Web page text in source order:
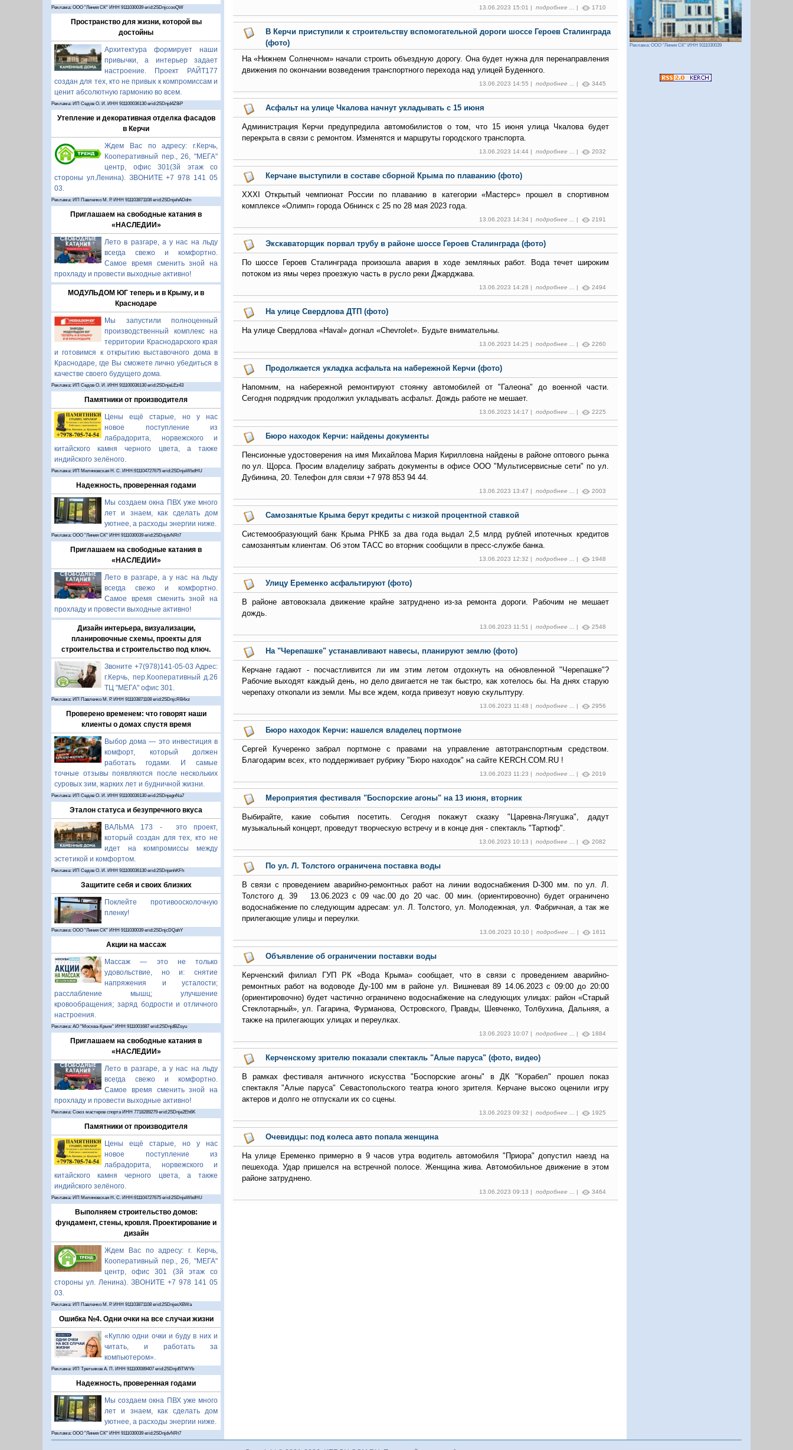
Реклама: ООО "Линия СК" ИНН 9111030039 erid:2SDnjccooQW
Пространство для жизни, которой вы
достойны
Архитектура формирует наши
привычки, а интерьер задает
настроение. Проект РАЙТ177
создан для тех, кто не привык к компромиссам и
ценит абсолютную гармонию во всем.
Реклама: ИП Седов О. И. ИНН 911100036130 erid:2SDnjd4Z8iP
Утепление и декоративная отделка фасадов
в Керчи
Ждем Вас по адресу: г.Керчь,
Кооперативный пер., 26, "МЕГА"
центр, офис 301(3й этаж со
стороны ул.Ленина). ЗВОНИТЕ +7 978 141 05
03.
Реклама: ИП Павленко М. Р. ИНН 911103871108 erid:2SDnjehADdm
Приглашаем на свободные катания в
«НАСЛЕДИИ»
Лето в разгаре, а у нас на льду
всегда свежо и комфортно.
Самое время сменить зной на
прохладу и провести выходные активно!
МОДУЛЬДОМ ЮГ теперь и в Крыму, и в
Краснодаре
Мы запустили полноценный
производственный комплекс на
территории Краснодарского края
и готовимся к открытию выставочного дома в
Краснодаре, где Вы сможете лично убедиться в
качестве своего будущего дома.
Реклама: ИП Седов О. И. ИНН 911100036130 erid:2SDnjeLEz43
Памятники от производителя
Цены ещё старые, но у нас
новое поступление из
лабрадорита, норвежского и
китайского камня черного цвета, а также
индийского зелёного.
Реклама: ИП Миляновская Н. С. ИНН:911104727675 erid:2SDnjeWbdHU
Надежность, проверенная годами
Мы создаем окна ПВХ уже много
лет и знаем, как сделать дом
уютнее, а расходы энергии ниже.
Реклама: ООО "Линия СК" ИНН 9111030039 erid:2SDnjdvNRt7
Приглашаем на свободные катания в
«НАСЛЕДИИ»
Лето в разгаре, а у нас на льду
всегда свежо и комфортно.
Самое время сменить зной на
прохладу и провести выходные активно!
Дизайн интерьера, визуализации,
планировочные схемы, проекты для
строительства и строительство под ключ.
Звоните +7(978)141-05-03 Адрес:
г.Керчь, пер.Кооперативный д.26
ТЦ "МЕГА" офис 301.
Реклама: ИП Павленко М. Р. ИНН 911103871108 erid:2SDnjcRB4xz
Проверено временем: что говорят наши
клиенты о домах спустя время
Выбор дома — это инвестиция в
комфорт, который должен
работать годами. И самые
точные отзывы появляются после нескольких
суровых зим, жарких лет и будничной жизни.
Реклама: ИП Седов О. И. ИНН 911100036130 erid:2SDnjegnNa7
Эталон статуса и безупречного вкуса
ВАЛЬМА 173 - это проект,
который создан для тех, кто не
идет на компромиссы между
эстетикой и комфортом.
Реклама: ИП Седов О. И. ИНН 911100036130 erid:2SDnjenhKFh
Защитите себя и своих близких
Поклейте противоосколочную
пленку!
Реклама: ООО "Линия СК" ИНН 9111030039 erid:2SDnjcDQahY
Акции на массаж
Массаж — это не только
удовольствие, но и: снятие
напряжения и усталости;
расслабление мышц; улучшение
кровообращения; заряд бодрости и отличного
настроения.
Реклама: АО "Москва-Крым" ИНН 9111001687 erid:2SDnjdBZsyu
Приглашаем на свободные катания в
«НАСЛЕДИИ»
Лето в разгаре, а у нас на льду
всегда свежо и комфортно.
Самое время сменить зной на
прохладу и провести выходные активно!
Реклама: Союз мастеров спорта ИНН 7718289279 erid:2SDnje2Eh6K
Памятники от производителя
Цены ещё старые, но у нас
новое поступление из
лабрадорита, норвежского и
китайского камня черного цвета, а также
индийского зелёного.
Реклама: ИП Миляновская Н. С. ИНН:911104727675 erid:2SDnjeWbdHU
Выполняем строительство домов:
фундамент, стены, кровля. Проектирование и
дизайн
Ждем Вас по адресу: г. Керчь,
Кооперативный пер., 26, "МЕГА"
центр, офис 301 (3й этаж со
стороны ул. Ленина). ЗВОНИТЕ +7 978 141 05
03.
Реклама: ИП Павленко М. Р. ИНН 911103871108 erid:2SDnjesXBWa
Ошибка №4. Одни очки на все случаи жизни
«Куплю одни очки и буду в них и
читать, и работать за
компьютером».
Реклама: ИП Третьяков А. П. ИНН 911100089407 erid:2SDnjd5TWYb
Надежность, проверенная годами
Мы создаем окна ПВХ уже много
лет и знаем, как сделать дом
уютнее, а расходы энергии ниже.
Реклама: ООО "Линия СК" ИНН 9111030039 erid:2SDnjdvNRt7
13.06.2023 15:01 | подробнее ... | 1710
В Керчи приступили к строительству вспомогательной дороги шоссе Героев Сталинграда
(фото)
На «Нижнем Солнечном» начали строить объездную дорогу. Она будет нужна для перенаправления
движения по окончании возведения транспортного перехода над улицей Буденного.
13.06.2023 14:55 | подробнее ... | 3445
Асфальт на улице Чкалова начнут укладывать с 15 июня
Администрация Керчи предупредила автомобилистов о том, что 15 июня улица Чкалова будет
перекрыта в связи с ремонтом. Изменятся и маршруты городского транспорта.
13.06.2023 14:44 | подробнее ... | 2032
Керчане выступили в составе сборной Крыма по плаванию (фото)
XXXI Открытый чемпионат России по плаванию в категории «Мастерс» прошел в спортивном
комплексе «Олимп» города Обнинск с 25 по 28 мая 2023 года.
13.06.2023 14:34 | подробнее ... | 2191
Экскаваторщик порвал трубу в районе шоссе Героев Сталинграда (фото)
По шоссе Героев Сталинграда произошла авария в ходе земляных работ. Вода течет широким
потоком из ямы через проезжую часть в русло реки Джарджава.
13.06.2023 14:28 | подробнее ... | 2494
На улице Свердлова ДТП (фото)
На улице Свердлова «Haval» догнал «Chevrolet». Будьте внимательны.
13.06.2023 14:25 | подробнее ... | 2260
Продолжается укладка асфальта на набережной Керчи (фото)
Напомним, на набережной ремонтируют стоянку автомобилей от "Галеона" до военной части.
Сегодня подрядчик продолжил укладывать асфальт. Дождь работе не мешает.
13.06.2023 14:17 | подробнее ... | 2225
Бюро находок Керчи: найдены документы
Пенсионные удостоверения на имя Михайлова Мария Кирилловна найдены в районе оптового рынка
по ул. Щорса. Просим владелицу забрать документы в офисе ООО "Мультисервисные сети" по ул.
Дубинина, 20. Телефон для связи +7 978 853 94 44.
13.06.2023 13:47 | подробнее ... | 2003
Самозанятые Крыма берут кредиты с низкой процентной ставкой
Системообразующий банк Крыма РНКБ за два года выдал 2,5 млрд рублей ипотечных кредитов
самозанятым клиентам. Об этом ТАСС во вторник сообщили в пресс-службе банка.
13.06.2023 12:32 | подробнее ... | 1948
Улицу Еременко асфальтируют (фото)
В районе автовокзала движение крайне затруднено из-за ремонта дороги. Рабочим не мешает
дождь.
13.06.2023 11:51 | подробнее ... | 2548
На "Черепашке" устанавливают навесы, планируют землю (фото)
Керчане гадают - посчастливится ли им этим летом отдохнуть на обновленной "Черепашке"?
Рабочие выходят каждый день, но дело двигается не так быстро, как хотелось бы. На днях старую
черепаху откопали из земли. Мы все ждем, когда привезут новую скульптуру.
13.06.2023 11:48 | подробнее ... | 2956
Бюро находок Керчи: нашелся владелец портмоне
Сергей Кучеренко забрал портмоне с правами на управление автотранспортным средством.
Благодарим всех, кто поддерживает рубрику "Бюро находок" на сайте KERCH.COM.RU !
13.06.2023 11:23 | подробнее ... | 2019
Мероприятия фестиваля "Боспорские агоны" на 13 июня, вторник
Выбирайте, какие события посетить. Сегодня покажут сказку "Царевна-Лягушка", дадут
музыкальный концерт, проведут творческую встречу и в конце дня - спектакль "Тартюф".
13.06.2023 10:13 | подробнее ... | 2082
По ул. Л. Толстого ограничена поставка воды
В связи с проведением аварийно-ремонтных работ на линии водоснабжения D-300 мм. по ул. Л.
Толстого д. 39 13.06.2023 с 09 час.00 до 20 час. 00 мин. (ориентировочно) будет ограничено
водоснабжение по следующим адресам: ул. Л. Толстого, ул. Молодежная, ул. Фабричная, а так же
прилегающие улицы и переулки.
13.06.2023 10:10 | подробнее ... | 1611
Объявление об ограничении поставки воды
Керченский филиал ГУП РК «Вода Крыма» сообщает, что в связи с проведением аварийно-
ремонтных работ на водоводе Ду-100 мм в районе ул. Вишневая 89 14.06.2023 с 09:00 до 20:00
(ориентировочно) будет частично ограничено водоснабжение на следующих улицах: район «Старый
Стеклотарный», ул. Гагарина, Фурманова, Островского, Правды, Шевченко, Толбухина, Дальняя, а
также на прилегающих улицах и переулках.
13.06.2023 10:07 | подробнее ... | 1884
Керченскому зрителю показали спектакль "Алые паруса" (фото, видео)
В рамках фестиваля античного искусства "Боспорские агоны" в ДК "Корабел" прошел показ
спектакля "Алые паруса" Севастопольского театра юного зрителя. Керчане высоко оценили игру
актеров и долго не отпускали их со сцены.
13.06.2023 09:32 | подробнее ... | 1925
Очевидцы: под колеса авто попала женщина
На улице Еременко примерно в 9 часов утра водитель автомобиля "Приора" допустил наезд на
пешехода. Удар пришелся на встречной полосе. Женщина жива. Автомобильное движение в этом
районе затруднено.
13.06.2023 09:13 | подробнее ... | 3464
Реклама: ООО "Линия СК" ИНН 9111030039